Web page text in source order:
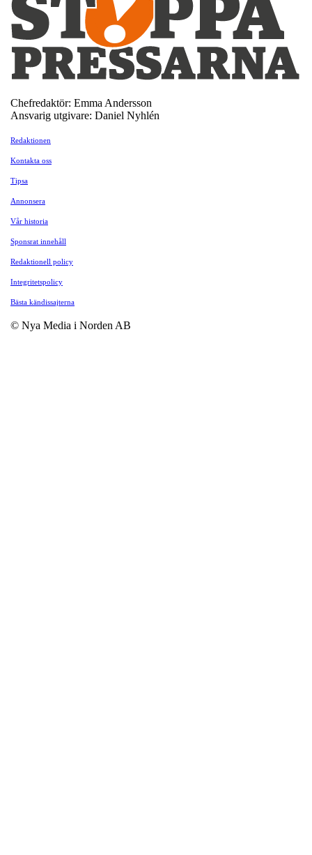
Chefredaktör: Emma Andersson
Ansvarig utgivare: Daniel Nyhlén
Redaktionen
Kontakta oss
Tipsa
Annonsera
Vår historia
Sponsrat innehåll
Redaktionell policy
Integritetspolicy
Bästa kändissajterna
© Nya Media i Norden AB